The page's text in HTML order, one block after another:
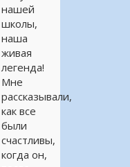
нашей
школы,
наша
живая
легенда!
Мне
рассказывали,
как все
были
счастливы,
когда он,